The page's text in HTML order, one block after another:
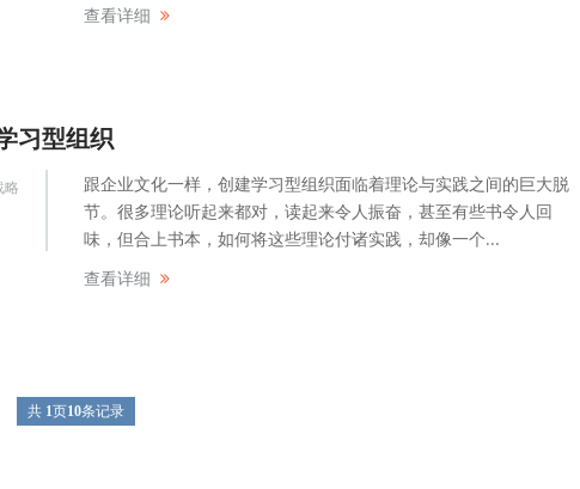
查看详细
习型组织
略
跟企业文化一样，创建学习型组织面临着理论与实践之间的巨大脱
节。很多理论听起来都对，读起来令人振奋，甚至有些书令人回
味，但合上书本，如何将这些理论付诸实践，却像一个...
查看详细
共 1页10条记录